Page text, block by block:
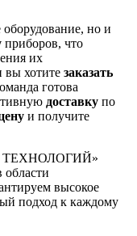
но и
приборов, что
их
вы хотите заказать
готова
доставку по
и получите
ТЕХНОЛОГИЙ»
высокое
подход к каждому